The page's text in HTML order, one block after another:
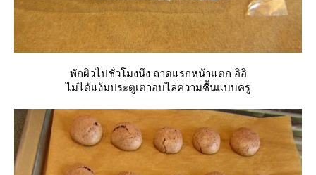
พักผิวไปชั่วโมงนึง ถาดแรกหน้าแตก อิอิ
ไม่ได้แง้มประตูเตาอบไล่ความชื้นแบบครู